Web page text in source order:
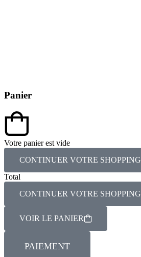
Panier
Votre panier est vide
CONTINUER VOTRE SHOPPING
Total
CONTINUER VOTRE SHOPPING
VOIR LE PANIER
PAIEMENT